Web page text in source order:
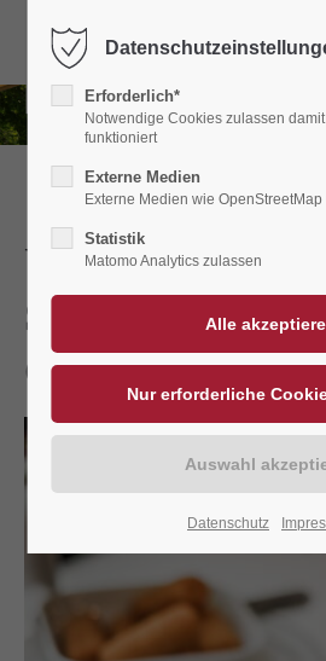
Unser Klassiker:
Camembert
Erforderlich*
Notwendige Cookies zulassen
funktioniert
Externe Medien
Externe Medien wie
Statistik
Matomo Analytics zulassen
Datenschutz